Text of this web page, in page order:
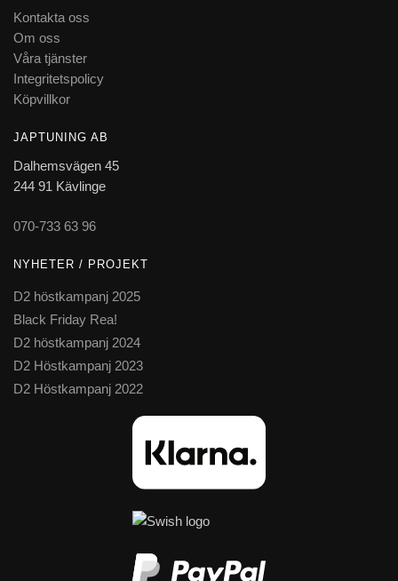
Kontakta oss
Om oss
Våra tjänster
Integritetspolicy
Köpvillkor
JAPTUNING AB
Dalhemsvägen 45
244 91 Kävlinge
070-733 63 96
NYHETER / PROJEKT
D2 höstkampanj 2025
Black Friday Rea!
D2 höstkampanj 2024
D2 Höstkampanj 2023
D2 Höstkampanj 2022